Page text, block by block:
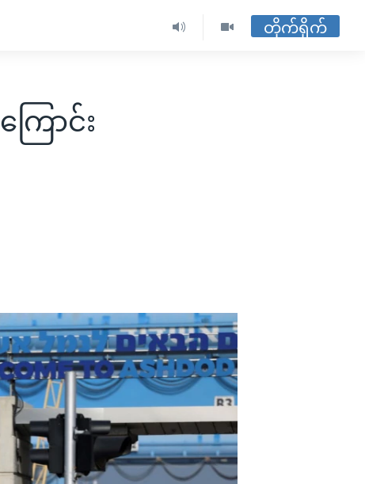
တိုက်ရိုက်
ောင်း